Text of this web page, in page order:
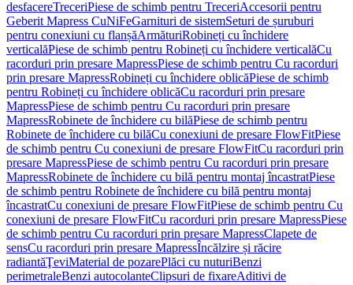
desfacereTreceriPiese de schimb pentru TreceriAccesorii pentru
Geberit Mapress CuNiFeGarnituri de sistemSeturi de șuruburi
pentru conexiuni cu flanșăArmăturiRobineți cu închidere
verticalăPiese de schimb pentru Robineți cu închidere verticalăCu
racorduri prin presare MapressPiese de schimb pentru Cu racorduri
prin presare MapressRobineți cu închidere oblicăPiese de schimb
pentru Robineți cu închidere oblicăCu racorduri prin presare
MapressPiese de schimb pentru Cu racorduri prin presare
MapressRobinete de închidere cu bilăPiese de schimb pentru
Robinete de închidere cu bilăCu conexiuni de presare FlowFitPiese
de schimb pentru Cu conexiuni de presare FlowFitCu racorduri prin
presare MapressPiese de schimb pentru Cu racorduri prin presare
MapressRobinete de închidere cu bilă pentru montaj încastratPiese
de schimb pentru Robinete de închidere cu bilă pentru montaj
încastratCu conexiuni de presare FlowFitPiese de schimb pentru Cu
conexiuni de presare FlowFitCu racorduri prin presare MapressPiese
de schimb pentru Cu racorduri prin presare MapressClapete de
sensCu racorduri prin presare MapressÎncălzire și răcire
radiantăŢeviMaterial de pozarePlăci cu nuturiBenzi
perimetraleBenzi autocolanteClipsuri de fixareAditivi de